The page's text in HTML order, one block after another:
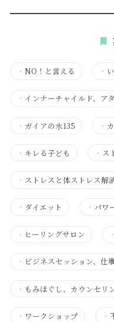
・ NO！と言える ・
・ インナーチャイルド、ア
・ ガイアの水135 ・
・ キレる子ども ・ ス
・ ストレスと体ストレス解
・ ダイエット ・ パワ
・ ヒーリングサロン ・
・ ビジネスセッション、仕
・ もみほぐし、カウンセリ
・ ワークショップ ・